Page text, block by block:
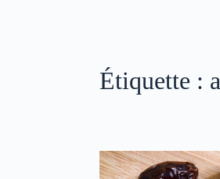
Étiquette :